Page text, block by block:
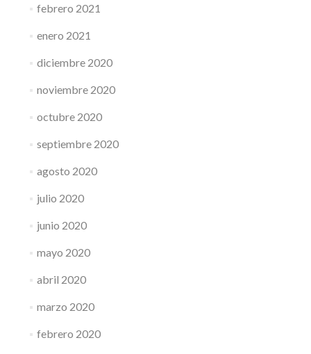
febrero 2021
enero 2021
diciembre 2020
noviembre 2020
octubre 2020
septiembre 2020
agosto 2020
julio 2020
junio 2020
mayo 2020
abril 2020
marzo 2020
febrero 2020